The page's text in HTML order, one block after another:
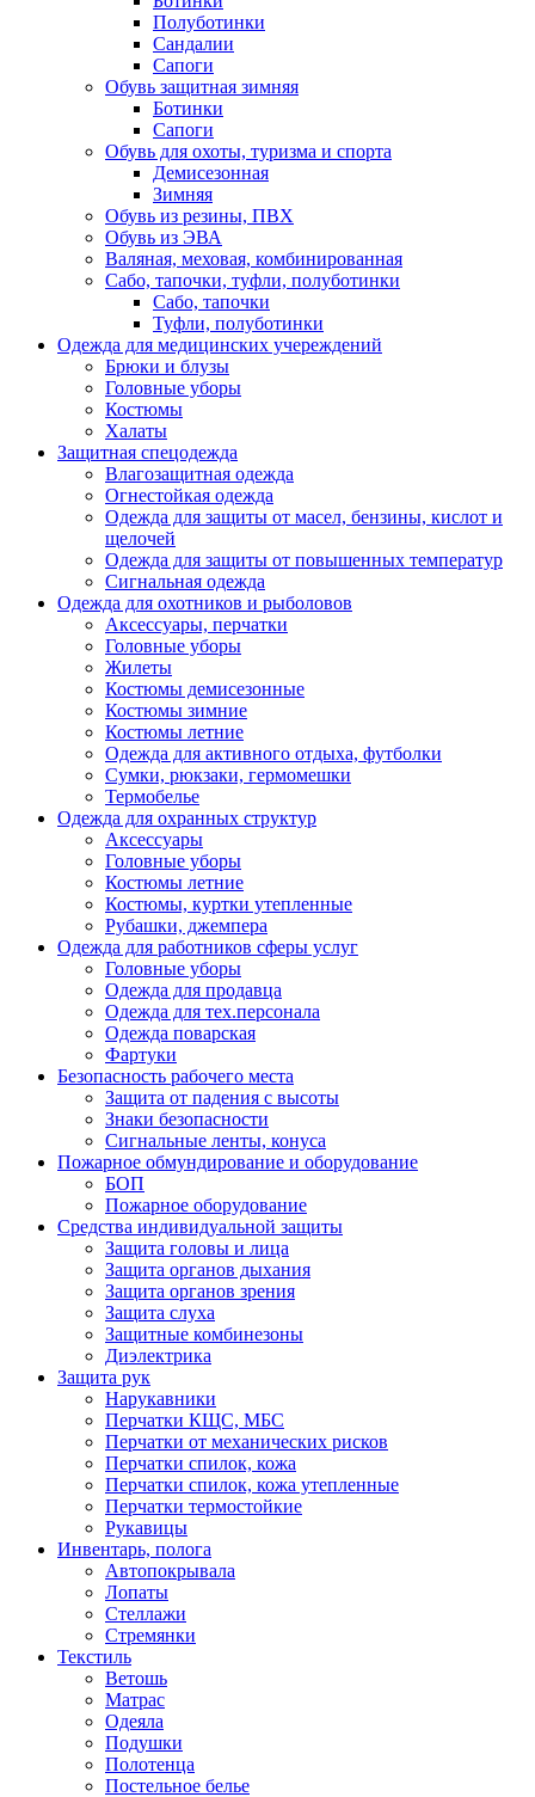
Полуботинки
Сандалии
Сапоги
Обувь защитная зимняя
Ботинки
Сапоги
Обувь для охоты, туризма и спорта
Демисезонная
Зимняя
Обувь из резины, ПВХ
Обувь из ЭВА
Валяная, меховая, комбинированная
Сабо, тапочки, туфли, полуботинки
Сабо, тапочки
Туфли, полуботинки
Одежда для медицинских учереждений
Брюки и блузы
Головные уборы
Костюмы
Халаты
Защитная спецодежда
Влагозащитная одежда
Огнестойкая одежда
Одежда для защиты от масел, бензины, кислот и
щелочей
Одежда для защиты от повышенных температур
Сигнальная одежда
Одежда для охотников и рыболовов
Аксессуары, перчатки
Головные уборы
Жилеты
Костюмы демисезонные
Костюмы зимние
Костюмы летние
Одежда для активного отдыха, футболки
Сумки, рюкзаки, гермомешки
Термобелье
Одежда для охранных структур
Аксессуары
Головные уборы
Костюмы летние
Костюмы, куртки утепленные
Рубашки, джемпера
Одежда для работников сферы услуг
Головные уборы
Одежда для продавца
Одежда для тех.персонала
Одежда поварская
Фартуки
Безопасность рабочего места
Защита от падения с высоты
Знаки безопасности
Сигнальные ленты, конуса
Пожарное обмундирование и оборудование
БОП
Пожарное оборудование
Средства индивидуальной защиты
Защита головы и лица
Защита органов дыхания
Защита органов зрения
Защита слуха
Защитные комбинезоны
Диэлектрика
Защита рук
Нарукавники
Перчатки КЩС, МБС
Перчатки от механических рисков
Перчатки спилок, кожа
Перчатки спилок, кожа утепленные
Перчатки термостойкие
Рукавицы
Инвентарь, полога
Автопокрывала
Лопаты
Стеллажи
Стремянки
Текстиль
Ветошь
Матрас
Одеяла
Подушки
Полотенца
Постельное белье